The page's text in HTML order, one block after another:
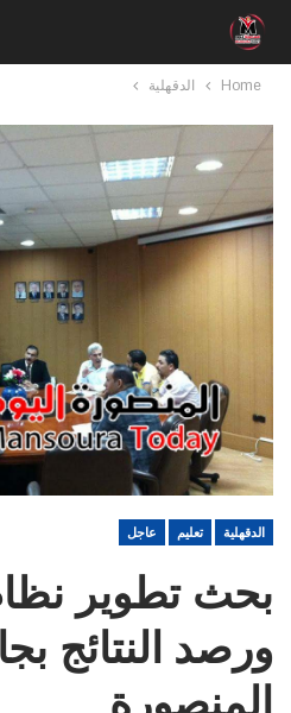
Home الدقهلية
الدقهلية تعليم عاجل
بحث تطوير
ورصد النتائج
المنصورة